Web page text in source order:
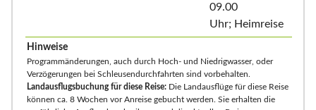
09.00
Uhr; Heimreise
Hinweise
Programmänderungen, auch durch Hoch- und Niedrigwasser, oder
Verzögerungen bei Schleusendurchfahrten sind vorbehalten.
Landausflugsbuchung für diese Reise: Die Landausflüge für diese Reise
können ca. 8 Wochen vor Anreise gebucht werden. Sie erhalten die